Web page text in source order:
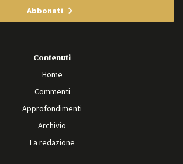
Abbonati
Contenuti
Home
Commenti
Approfondimenti
Archivio
La redazione